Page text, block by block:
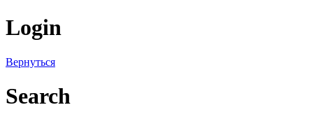
Login
Вернуться
Search